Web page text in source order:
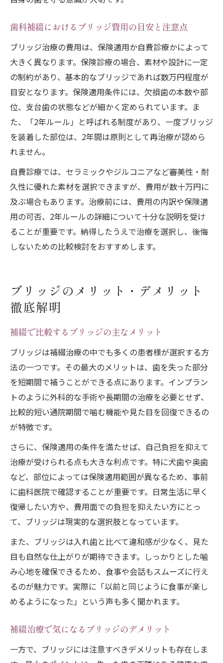
歯科補綴におけるブリッジ費用の目安と注意点
ブリッジ治療の費用は、保険適用か自費診療かによって
大きく異なります。保険診療の場合、素材や設計に一定
の制約があり、基本的なブリッジであれば数万円程度が
目安となります。保険適用条件には、欠損歯の本数や部
位、支台歯の状態などが細かく定められています。ま
た、「2年ルール」と呼ばれる制度があり、一度ブリッジ
を装着した部位は、2年間は原則として再治療が認めら
れません。
自費診療では、セラミックやジルコニアなど審美性・耐
久性に優れた素材を選択できますが、費用が数十万円に
及ぶ場合もあります。治療前には、費用の内訳や保険適
用の可否、2年ルールの詳細について十分な説明を受け
ることが重要です。納得したうえで治療を選択し、後悔
しないための比較検討をおすすめします。
ブリッジのメリット・デメリット
徹底解明
補綴で比較するブリッジの主なメリット
ブリッジは補綴治療の中でも多くの患者様が選択する方
法の一つです。その最大のメリットは、歯を失った部分
を短期間で補うことができる点にあります。インプラン
トのように外科的な手術や長期間の治療を必要とせず、
比較的短い通院期間で噛む機能や見た目を回復できるの
が特徴です。
さらに、保険適用の条件を満たせば、自己負担を抑えて
治療が受けられる点も大きな利点です。特に犬歯や奥歯
など、部位によっては保険適用範囲が異なるため、事前
に歯科医院で確認することが重要です。日常生活に早く
復帰したい方や、費用面での負担を抑えたい方にとっ
て、ブリッジは現実的な選択肢となっています。
また、ブリッジは入れ歯と比べて違和感が少なく、見た
目も自然な仕上がりが期待できます。しっかりとした噛
み心地を確保できるため、食事や会話もスムーズに行え
るのが魅力です。実際に「以前と同じように食事が楽し
めるようになった」という声も多く聞かれます。
補綴治療で気になるブリッジのデメリット
一方で、ブリッジには注意すべきデメリットも存在しま